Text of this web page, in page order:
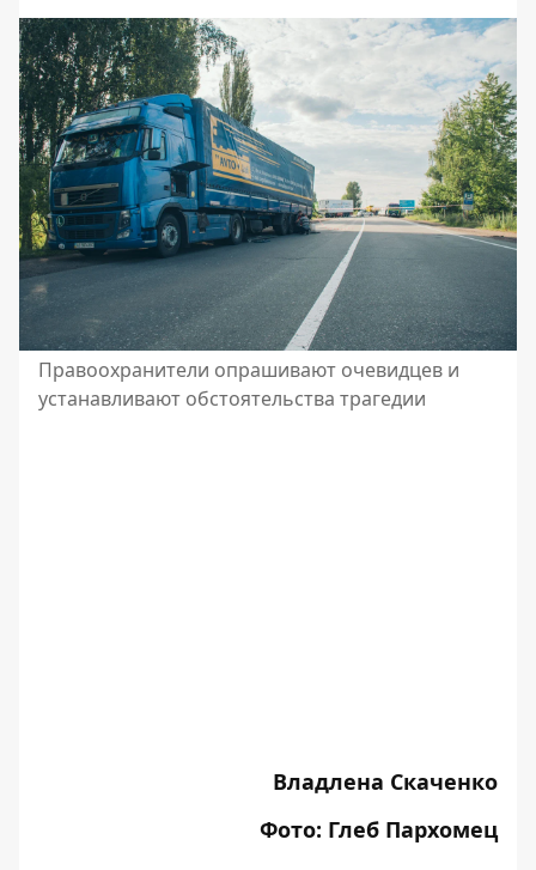
Правоохранители опрашивают очевидцев и
устанавливают обстоятельства трагедии
Владлена Скаченко
Фото: Глеб Пархомец